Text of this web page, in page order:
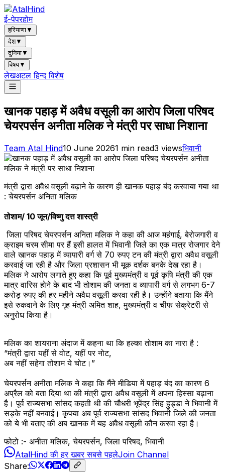
ई-पेपरहोम
हरियाणा▼
देश▼
दुनिया▼
विषय▼
लेखअटल हिन्द विशेष
खानक पहाड़ में अवैध वसूली का आरोप जिला परिषद
चेयरपर्सन अनीता मलिक ने मंत्री पर साधा निशाना
Team Atal Hind10 June 20261 min read3 viewsभिवानी
मंत्री द्वारा अवैध वसूली बढ़ाने के कारण ही खानक पहाड़ बंद करवाया गया था
: चेयरपर्सन अनिता मलिक
तोशाम/ 10 जून/विष्णु दत्त शास्त्री
जिला परिषद चेयरपर्सन अनिता मलिक ने कहा की आज महंगाई, बेरोजगारी व
क्राइम चरम सीमा पर हैं इसी हालत में भिवानी जिले का एक मात्र रोजगार देने
वाले खानक पहाड़ में व्यापारी वर्ग से 70 रुपए टन की मंत्री द्वारा अवैध वसूली
करवाई जा रही है और जिला प्रशासन भी मूक दर्शक बनके देख रहा है।
मलिक ने आरोप लगाते हुए कहा कि पूर्व मुख्यमंत्री व पूर्व कृषि मंत्री की एक
मात्र वारिस होने के बाद भी तोशाम की जनता व व्यापारी वर्ग से लगभग 6-7
करोड़ रुपए की हर महीने अवैध वसूली करवा रही है। उन्होंने बताया कि मैंने
इसे रुकवाने के लिए गृह मंत्री अमित शाह, मुख्यमंत्री व चीफ सेक्रेटरी से
अनुरोध किया है।
मलिक का शायराना अंदाज में कहना था कि हल्का तोशाम का नारा है :
“मंत्री द्वारा यहीं से वोट, यहीं पर नोट,
अब नहीं सहेगा तोशाम ये चोट।”
चेयरपर्सन अनीता मलिक ने कहा कि मैंने मीडिया में पहाड़ बंद का कारण 6
अप्रैल को बता दिया था की मंत्री द्वारा अवैध वसूली में अपना हिस्सा बढ़ाना
है। पूर्व राज्यसभा सांसद कहती थी की चौधरी भूपेंद्र सिंह हुड्डा ने भिवानी में
सड़के नहीं बनवाई। कृपया अब पूर्व राज्यसभा सांसद भिवानी जिले की जनता
को ये भी बताए की अब खानक में यह अवैध वसूली कौन करवा रहा है।
फोटो :- अनीता मलिक, चेयरपर्सन, जिला परिषद, भिवानी
AtalHind की हर खबर सबसे पहलेJoin Channel
Share: